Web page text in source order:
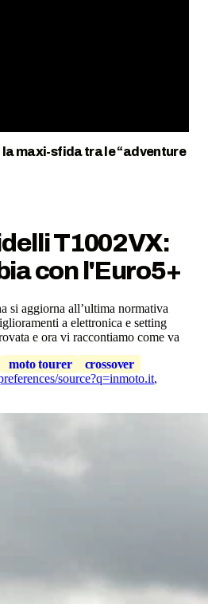
maxi-sfida tra le “adventure
T1002VX:
con l'Euro5+
si aggiorna all’ultima normativa
a elettronica e setting
e ora vi raccontiamo come va
moto tourer
crossover
source?q=inmoto.it,